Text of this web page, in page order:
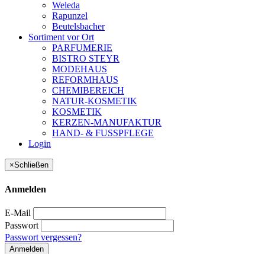
Weleda
Rapunzel
Beutelsbacher
Sortiment vor Ort
PARFUMERIE
BISTRO STEYR
MODEHAUS
REFORMHAUS
CHEMIBEREICH
NATUR-KOSMETIK
KOSMETIK
KERZEN-MANUFAKTUR
HAND- & FUSSPFLEGE
Login
×Schließen
Anmelden
E-Mail
Passwort
Passwort vergessen?
Anmelden